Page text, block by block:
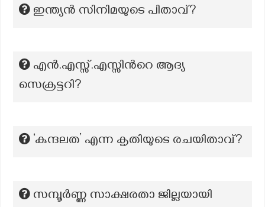
ഇന്ത്യൻ സിനിമയുടെ പിതാവ്?
എന്‍.എസ്സ്.എസ്സിന്‍റെ ആദ്യ
സെക്രട്ടറി?
‘കുന്ദലത’ എന്ന കൃതിയുടെ രചയിതാവ്?
സമ്പൂർണ്ണ സാക്ഷരതാ ജില്ലയായി